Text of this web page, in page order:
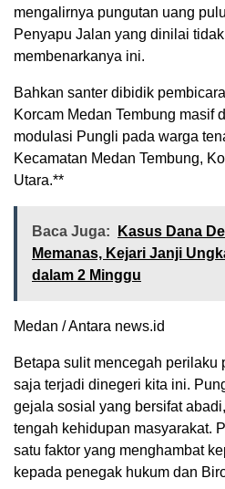
mengalirnya pungutan uang
Penyapu Jalan yang dinilai
membenarkanya ini.
Bahkan santer dibidik
Korcam Medan Tembung masif
modulasi Pungli pada warga
Kecamatan Medan Tembung,
Utara.**
Baca Juga:
Kasus Dana
Memanas, Kejari Janji
dalam 2 Minggu
Medan / Antara news.id
Betapa sulit mencegah
saja terjadi dinegeri kita ini.
gejala sosial yang bersifat
tengah kehidupan masyarakat.
satu faktor yang menghambat
kepada penegak hukum dan